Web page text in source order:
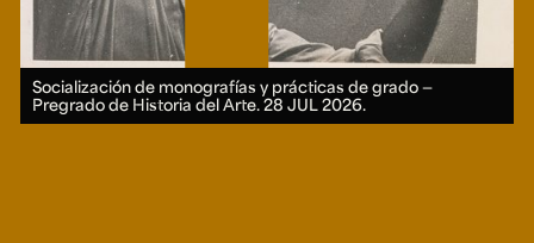
Socialización de monografías y prácticas de grado —
Pregrado de Historia del Arte.28 JUL 2026.